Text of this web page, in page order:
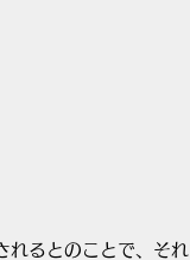
るとのことで、そ